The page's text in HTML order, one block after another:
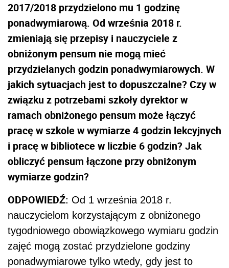
2017/2018 przydzielono mu 1 godzinę
ponadwymiarową. Od września 2018 r.
zmieniają się przepisy i nauczyciele z
obniżonym pensum nie mogą mieć
przydzielanych godzin ponadwymiarowych. W
jakich sytuacjach jest to dopuszczalne? Czy w
związku z potrzebami szkoły dyrektor w
ramach obniżonego pensum może łączyć
pracę w szkole w wymiarze 4 godzin lekcyjnych
i pracę w bibliotece w liczbie 6 godzin? Jak
obliczyć pensum łączone przy obniżonym
wymiarze godzin?
ODPOWIEDŹ: Od 1 września 2018 r.
nauczycielom korzystającym z obniżonego
tygodniowego obowiązkowego wymiaru godzin
zajęć mogą zostać przydzielone godziny
ponadwymiarowe tylko wtedy, gdy jest to